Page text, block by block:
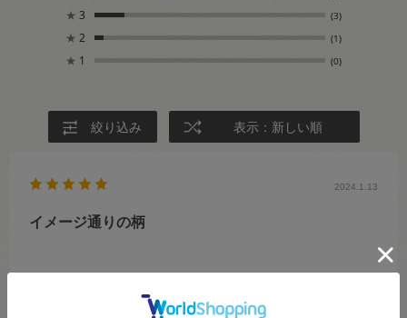
★ 3 (3)
★ 2 (1)
★ 1 (0)
絞り込み 表示：新しい順
ムクチャン
2024.1.13
イメージ通りの柄